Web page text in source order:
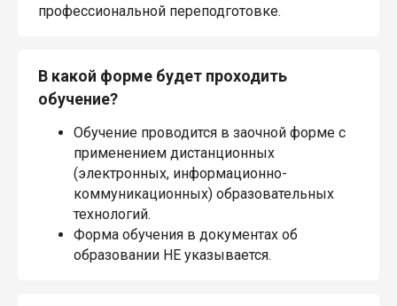
профессиональной переподготовке.
В какой форме будет проходить
обучение?
Обучение проводится в заочной форме с
применением дистанционных
(электронных, информационно-
коммуникационных) образовательных
технологий.
Форма обучения в документах об
образовании НЕ указывается.